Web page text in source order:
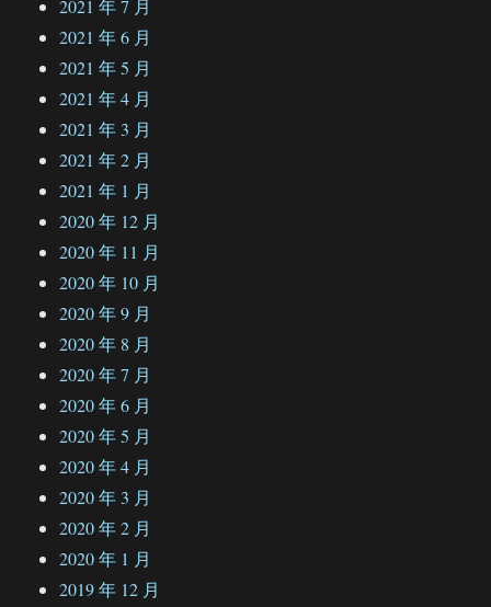
2021 年 7 月
2021 年 6 月
2021 年 5 月
2021 年 4 月
2021 年 3 月
2021 年 2 月
2021 年 1 月
2020 年 12 月
2020 年 11 月
2020 年 10 月
2020 年 9 月
2020 年 8 月
2020 年 7 月
2020 年 6 月
2020 年 5 月
2020 年 4 月
2020 年 3 月
2020 年 2 月
2020 年 1 月
2019 年 12 月